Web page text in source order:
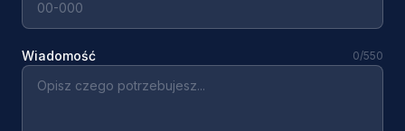
Wiadomość 0/550